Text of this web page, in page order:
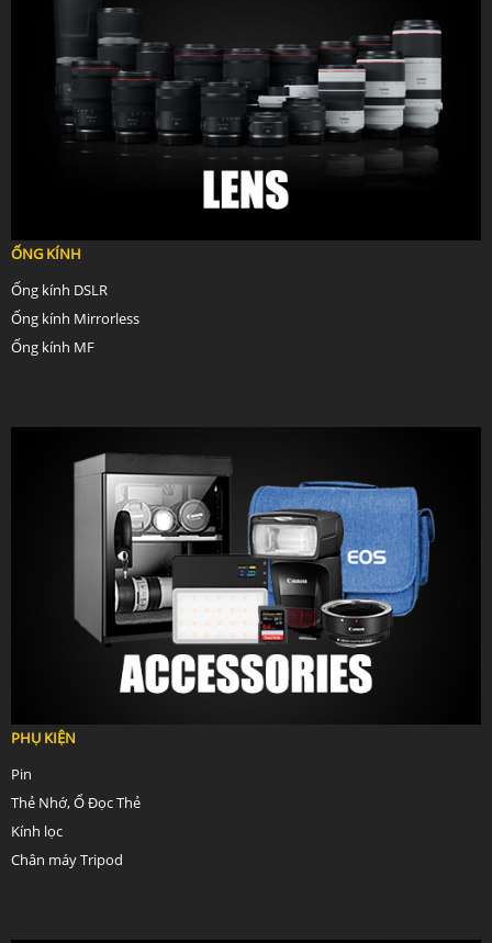
ỐNG KÍNH
Ống kính DSLR
Ống kính Mirrorless
Ống kính MF
PHỤ KIỆN
Pin
Thẻ Nhớ, Ổ Đọc Thẻ
Kính lọc
Chân máy Tripod